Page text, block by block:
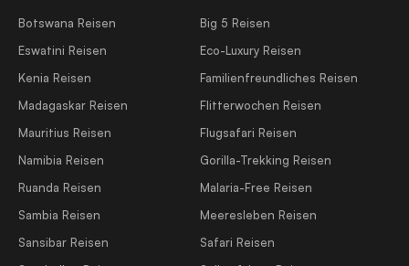
Botswana Reisen
Eswatini Reisen
Kenia Reisen
Madagaskar Reisen
Mauritius Reisen
Namibia Reisen
Ruanda Reisen
Sambia Reisen
Sansibar Reisen
Big 5 Reisen
Eco-Luxury Reisen
Familienfreundliches Reisen
Flitterwochen Reisen
Flugsafari Reisen
Gorilla-Trekking Reisen
Malaria-Free Reisen
Meeresleben Reisen
Safari Reisen